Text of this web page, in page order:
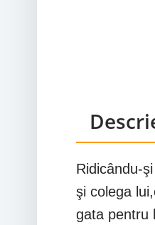
Ridicându-
şi colega
gata pentru